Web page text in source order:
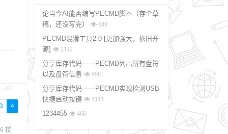
3 4
楼
论当今AI能否编写PECMD脚本（存个草
稿，还没写完）
649
PECMD混淆工具2.0 [更加强大，依旧开
源]
2142
分享库存代码——PECMD列出所有盘符
以及盘符信息
998
分享库存代码——PECMD实现检测USB
快捷启动按键
1111
1234455 466